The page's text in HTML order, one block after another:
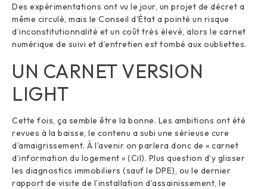
Des expérimentations ont vu le jour, un projet de décret a
même circulé, mais le Conseil d’État a pointé un risque
d’inconstitutionnalité et un coût très élevé, alors le carnet
numérique de suivi et d’entretien est tombé aux oubliettes.
UN CARNET VERSION
LIGHT
Cette fois, ça semble être la bonne. Les ambitions ont été
revues à la baisse, le contenu a subi une sérieuse cure
d’amaigrissement. À l’avenir on parlera donc de « carnet
d’information du logement » (Cil). Plus question d’y glisser
les diagnostics immobiliers (sauf le DPE), ou le dernier
rapport de visite de l’installation d’assainissement, le